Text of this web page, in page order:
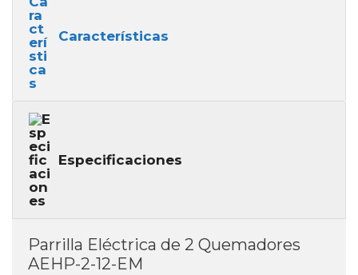
Características
Especificaciones
Parrilla Eléctrica de 2 Quemadores
AEHP-2-12-EM